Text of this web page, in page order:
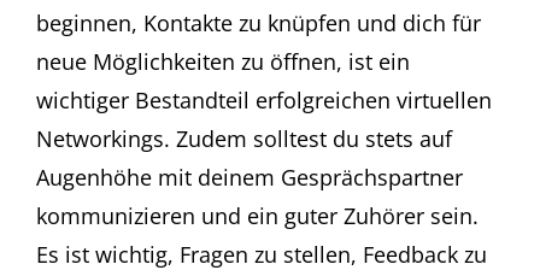
beginnen, Kontakte zu knüpfen und dich für
neue Möglichkeiten zu öffnen, ist ein
wichtiger Bestandteil erfolgreichen virtuellen
Networkings. Zudem solltest du stets auf
Augenhöhe mit deinem Gesprächspartner
kommunizieren und ein guter Zuhörer sein.
Es ist wichtig, Fragen zu stellen, Feedback zu